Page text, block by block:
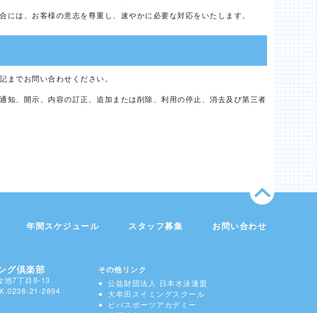
は、お客様の意志を尊重し、速やかに必要な対応をいたします。
でお問い合わせください。
、開示、内容の訂正、追加または削除、利用の停止、消去及び第三者
年間スケジュール スタッフ募集 お問い合わせ
グ倶楽部
池7丁目8-13
21-2894
その他リンク
公益財団法人 日本水泳連盟
大牟田スイミングスクール
ビバスポーツアカデミー